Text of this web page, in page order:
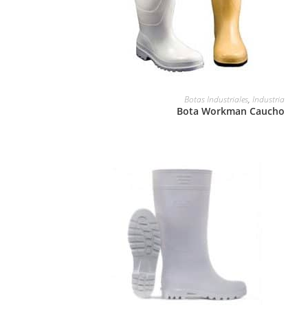
Botas Industriales,Industria
Bota Workman Caucho